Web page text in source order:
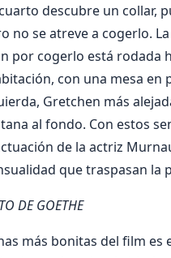
descubre un collar,
no se atreve a cogerlo.
por cogerlo está rodada
con una mesa en
Gretchen más
al fondo. Con estos
de la actriz
que traspasan la
DE GOETHE
más bonitas del film es